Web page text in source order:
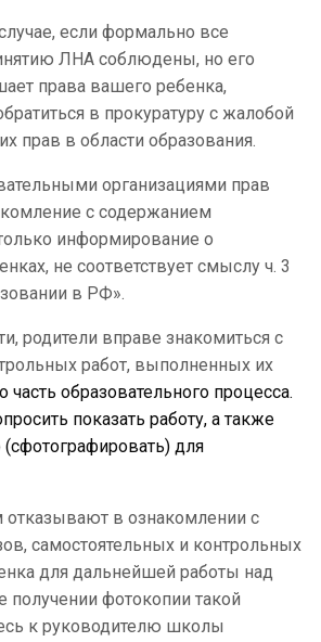
если формально все
ЛНА соблюдены, но его
права вашего ребенка,
в прокуратуру с жалобой
прав в области образования.
организациями прав
с содержанием
информирование о
не соответствует смыслу ч. 3
в РФ».
родители вправе знакомиться с
работ, выполненных их
часть образовательного процесса.
показать работу, а также
для
отказывают в ознакомлении с
самостоятельных и контрольных
для дальнейшей работы над
фотокопии такой
к руководителю школы